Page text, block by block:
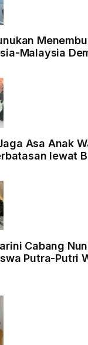
Malaysia
Asa Anak
lewat
Cabang
Putra-Putri